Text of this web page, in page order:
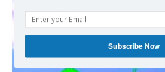
Subscribe Now